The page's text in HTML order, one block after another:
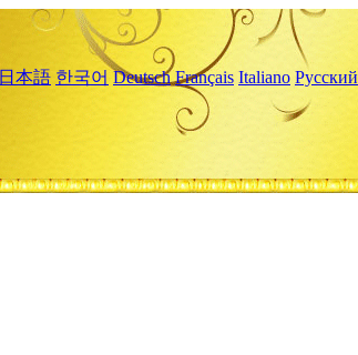
日本語 한국어 Deutsch Français Italiano Русский